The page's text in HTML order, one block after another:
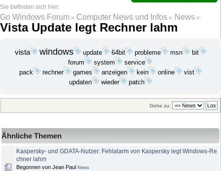
Go Windows Forum » Computer News und Infos » News»
Vista Update legt Rechner lahm
vista windows update 64bit probleme msn bit
forum system
service
pack
rechner games anzeigen kein online
vist
updaten
wieder patch
Gehe zu:
Ähnliche Themen
Kaspersky- und GDATA-Nutzer: Fehlalarm von Kaspersky legt Windows-Re
chner lahm
Begonnen von Jean Paul News